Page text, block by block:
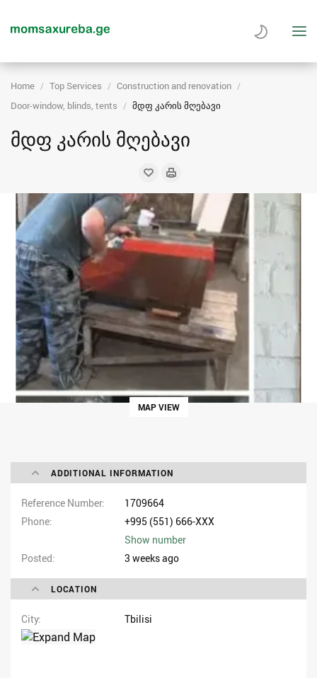
Home Top Services
Construction and renovation
Door-window, blinds, tents
მდფ კარის მღებავი
მდფ კარის მღებავი
MAP VIEW
ADDITIONAL INFORMATION
Reference Number
1709664
Phone
+995 (551) 666-XXX
Show number
Posted
3 weeks ago
LOCATION
City Tbilisi